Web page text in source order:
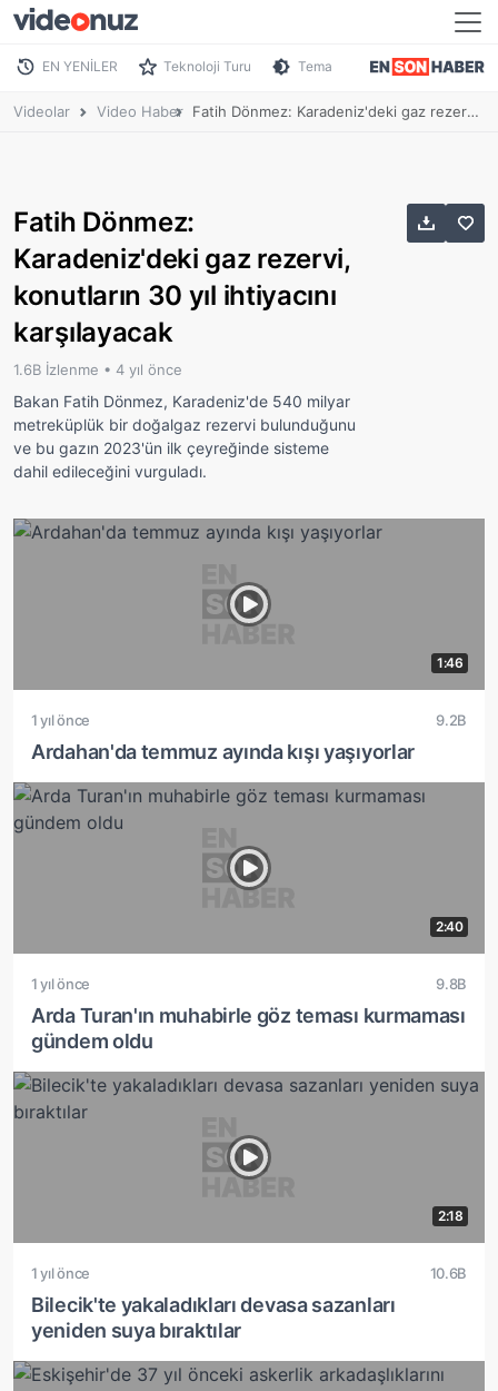
EN YENİLER Teknoloji Turu Tema
Videolar Video Haber Fatih Dönmez: Karadeniz'deki gaz rezervi, konutların 30 yıl ihtiyacını karşılayacak
Fatih Dönmez:
Karadeniz'deki gaz rezervi,
konutların 30 yıl ihtiyacını
karşılayacak
1.6B İzlenme • 4 yıl önce
Bakan Fatih Dönmez, Karadeniz'de 540 milyar
metreküplük bir doğalgaz rezervi bulunduğunu
ve bu gazın 2023'ün ilk çeyreğinde sisteme
dahil edileceğini vurguladı.
1:46
1 yıl önce 9.2B
Ardahan'da temmuz ayında kışı yaşıyorlar
2:40
1 yıl önce 9.8B
Arda Turan'ın muhabirle göz teması kurmaması
gündem oldu
2:18
1 yıl önce 10.6B
Bilecik'te yakaladıkları devasa sazanları
yeniden suya bıraktılar